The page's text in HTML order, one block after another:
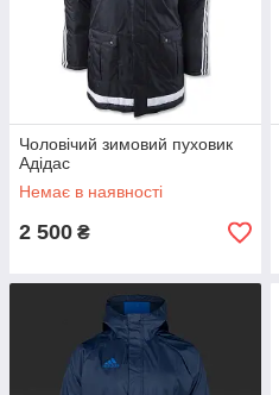
Чоловічий зимовий пуховик
Адідас
Немає в наявності
2 500 ₴